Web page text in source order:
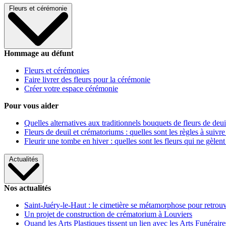
Fleurs et cérémonie
Hommage au défunt
Fleurs et cérémonies
Faire livrer des fleurs pour la cérémonie
Créer votre espace cérémonie
Pour vous aider
Quelles alternatives aux traditionnels bouquets de fleurs de
Fleurs de deuil et crématoriums : quelles sont les règles à
Fleurir une tombe en hiver : quelles sont les fleurs qui ne gèlent
Actualités
Nos actualités
Saint-Juéry-le-Haut : le cimetière se métamorphose pour
Un projet de construction de crématorium à Louviers
Quand les Arts Plastiques tissent un lien avec les Arts